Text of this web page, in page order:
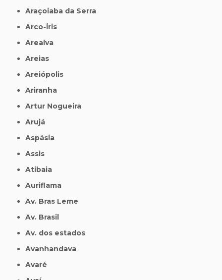
Araçoiaba da Serra
Arco-Íris
Arealva
Areias
Areiópolis
Ariranha
Artur Nogueira
Arujá
Aspásia
Assis
Atibaia
Auriflama
Av. Bras Leme
Av. Brasil
Av. dos estados
Avanhandava
Avaré